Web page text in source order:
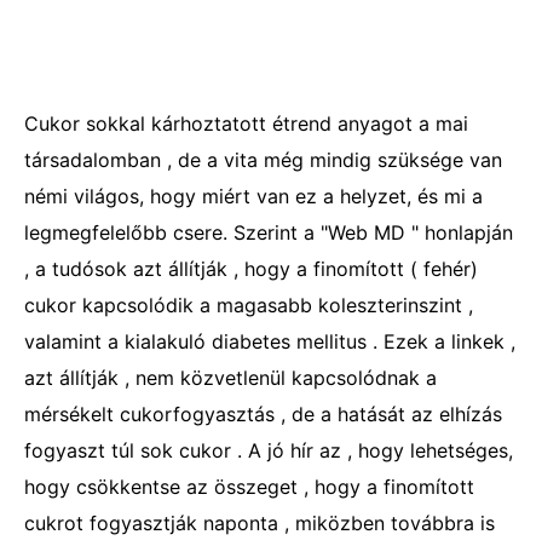
Cukor sokkal kárhoztatott étrend anyagot a mai
társadalomban , de a vita még mindig szüksége van
némi világos, hogy miért van ez a helyzet, és mi a
legmegfelelőbb csere. Szerint a "Web MD " honlapján
, a tudósok azt állítják , hogy a finomított ( fehér)
cukor kapcsolódik a magasabb koleszterinszint ,
valamint a kialakuló diabetes mellitus . Ezek a linkek ,
azt állítják , nem közvetlenül kapcsolódnak a
mérsékelt cukorfogyasztás , de a hatását az elhízás
fogyaszt túl sok cukor . A jó hír az , hogy lehetséges,
hogy csökkentse az összeget , hogy a finomított
cukrot fogyasztják naponta , miközben továbbra is